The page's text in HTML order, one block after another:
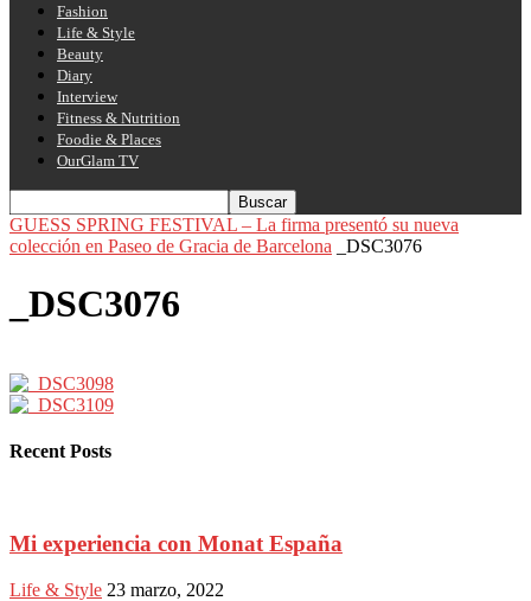
Fashion
Life & Style
Beauty
Diary
Interview
Fitness & Nutrition
Foodie & Places
OurGlam TV
GUESS SPRING FESTIVAL – La firma presentó su nueva
colección en Paseo de Gracia de Barcelona
_DSC3076
_DSC3076
Recent Posts
Mi experiencia con Monat España
Life & Style 23 marzo, 2022